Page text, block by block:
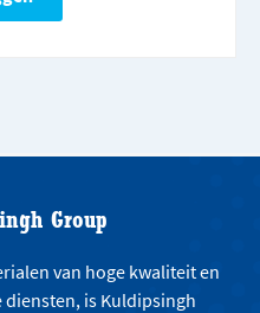
Group
van hoge kwaliteit en
is Kuldipsingh